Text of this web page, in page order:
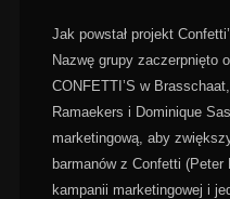
Jak powstał projekt
Nazwę grupy zaczerpnięto
CONFETTI’S w
Ramaekers i Dominique
marketingową, aby
barmanów z Confetti (Peter
kampanii marketingowej i